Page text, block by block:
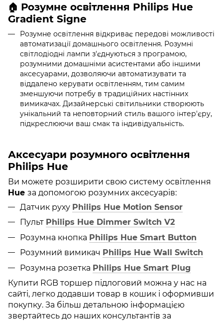
🏠 Розумне освітлення Philips Hue
Gradient Signe
Розумне освітлення відкриває передові можливості
автоматизації домашнього освітлення. Розумні
світлодіодні лампи з'єднуються з програмою,
розумними домашніми асистентами або іншими
аксесуарами, дозволяючи автоматизувати та
віддалено керувати освітленням, тим самим
зменшуючи потребу в традиційних настінних
вимикачах. Дизайнерські світильники створюють
унікальний та неповторний стиль вашого інтер'єру,
підкреслюючи ваш смак та індивідуальність.
Аксесуари розумного освітлення
Philips Hue
Ви можете розширити свою систему освітлення
Hue за допомогою розумних аксесуарів:
Датчик руху Philips Hue Motion Sensor
Пульт Philips Hue Dimmer Switch V2
Розумна кнопка Philips Hue Smart Button
Розумний вимикач Philips Hue Wall Switch
Розумна розетка Philips Hue Smart Plug
Купити RGB торшер підлоговий можна у нас на
сайті, легко додавши товар в кошик і оформивши
покупку. За більш детальною інформацією
звертайтесь до наших консультантів за